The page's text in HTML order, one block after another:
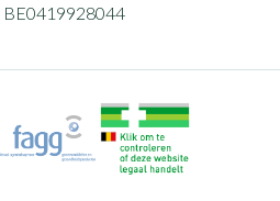
BE0419928044